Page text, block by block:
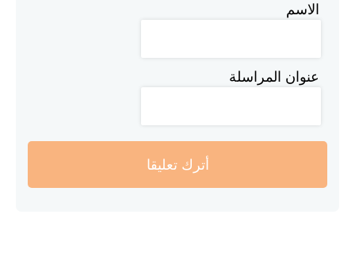
الاسم
عنوان المراسلة
أترك تعليقا